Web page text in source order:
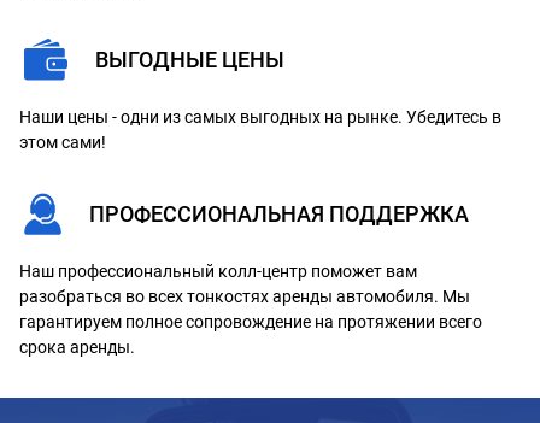
ВЫГОДНЫЕ ЦЕНЫ
Наши цены - одни из самых выгодных на рынке. Убедитесь в
этом сами!
ПРОФЕССИОНАЛЬНАЯ ПОДДЕРЖКА
Наш профессиональный колл-центр поможет вам
разобраться во всех тонкостях аренды автомобиля. Мы
гарантируем полное сопровождение на протяжении всего
срока аренды.